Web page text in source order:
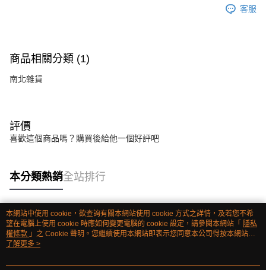
客服
商品相關分類 (1)
南北雜貨
評價
喜歡這個商品嗎？購買後給他一個好評吧
本分類熱銷全站排行
熱門標籤
本網站中使用 cookie，欲查詢有關本網站使用 cookie 方式之詳情，及若您不希
望在電腦上使用 cookie 時應如何變更電腦的 cookie 設定，請參閱本網站「 隱私
權條款 」之 Cookie 聲明。您繼續使用本網站即表示您同意本公司得按本網站使
用條款之 Cookie 聲明使用 cookie。
了解更多 >